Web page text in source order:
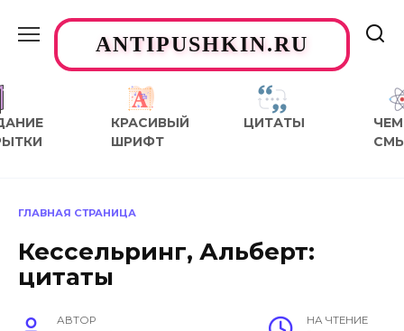
содержаниюANTIPUSHKIN.RU
КРАСИВЫЙ
ШРИФТ
ЦИТАТЫ
ЧЕМ
ГЛАВНАЯ СТРАНИЦА
Кессельринг, Альберт:
цитаты
АВТОР НА ЧТЕНИЕ